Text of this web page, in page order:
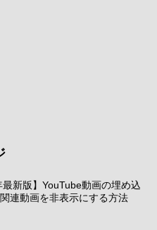
最新版】YouTube動画の埋め込
連動画を非表示にする方法